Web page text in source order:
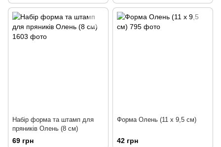
Набір форма та штамп для
пряників Олень (8 см)
69 грн
Форма Олень (11 х 9,5 см)
42 грн